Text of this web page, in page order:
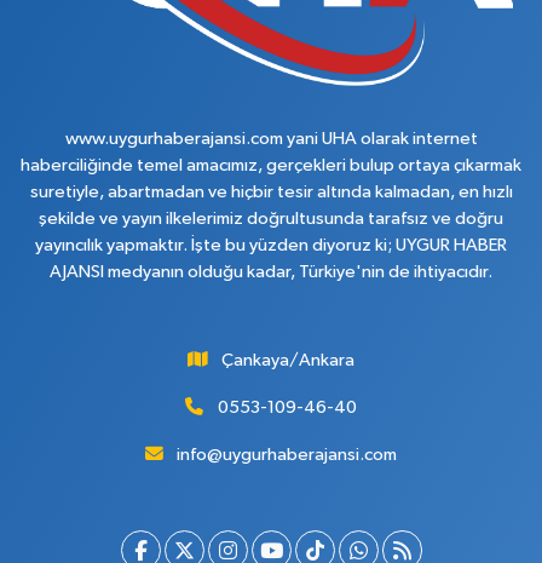
www.uygurhaberajansi.com yani UHA olarak internet
haberciliğinde temel amacımız, gerçekleri bulup ortaya çıkarmak
suretiyle, abartmadan ve hiçbir tesir altında kalmadan, en hızlı
şekilde ve yayın ilkelerimiz doğrultusunda tarafsız ve doğru
yayıncılık yapmaktır. İşte bu yüzden diyoruz ki; UYGUR HABER
AJANSI medyanın olduğu kadar, Türkiye'nin de ihtiyacıdır.
Çankaya/Ankara
0553-109-46-40
info@uygurhaberajansi.com